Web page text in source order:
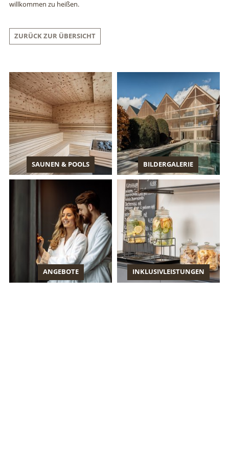
willkommen zu heißen.
ZURÜCK ZUR ÜBERSICHT
SAUNEN & POOLS BILDERGALERIE
ANGEBOTE INKLUSIVLEISTUNGEN